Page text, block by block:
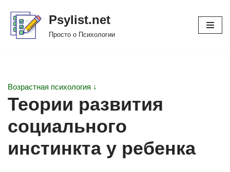
Перейти
Psylist.net
Просто о Психологии
Возрастная психология ↓
Теории развития
социального
инстинкта у ребенка